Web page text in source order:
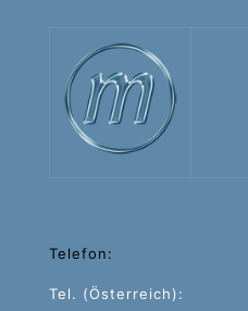
Telefon:
Tel. (Österreich):